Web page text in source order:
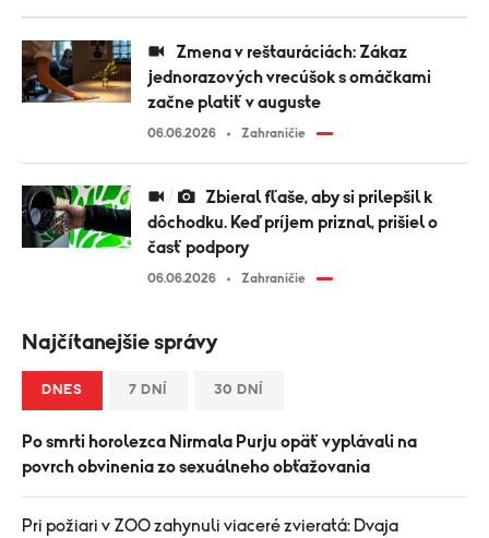
jednorazových vrecúšok s omáčkami
začne platiť v auguste
06.06.2026 Zahraničie
dôchodku. Keď príjem priznal, prišiel o
časť podpory
06.06.2026 Zahraničie
Najčítanejšie správy
DNES 7 DNÍ 30 DNÍ
Po smrti horolezca Nirmala Purju opäť vyplávali na
povrch obvinenia zo sexuálneho obťažovania
Pri požiari v ZOO zahynuli viaceré zvieratá: Dvaja